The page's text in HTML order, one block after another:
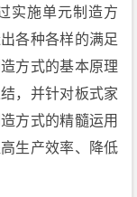
实施单元制造方
各种各样的满足
方式的基本原理
，并针对板式家
方式的精髓运用
生产效率、降低